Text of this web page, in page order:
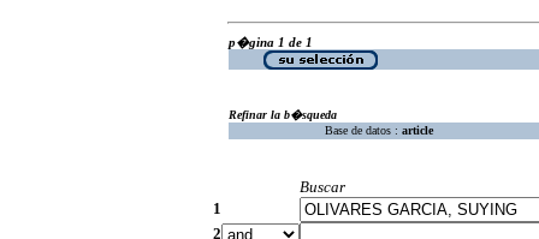
p�gina 1 de 1
Refinar la b�squeda
Base de datos : article
Buscar
1
2